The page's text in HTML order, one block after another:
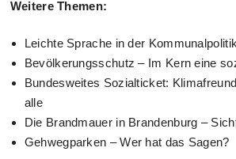
Weitere Themen:
Leichte Sprache in der Kommunalpolitik
Bevölkerungsschutz – Im Kern eine
Bundesweites Sozialticket:
alle
Die Brandmauer in Brandenburg –
Gehwegparken – Wer hat das Sagen?